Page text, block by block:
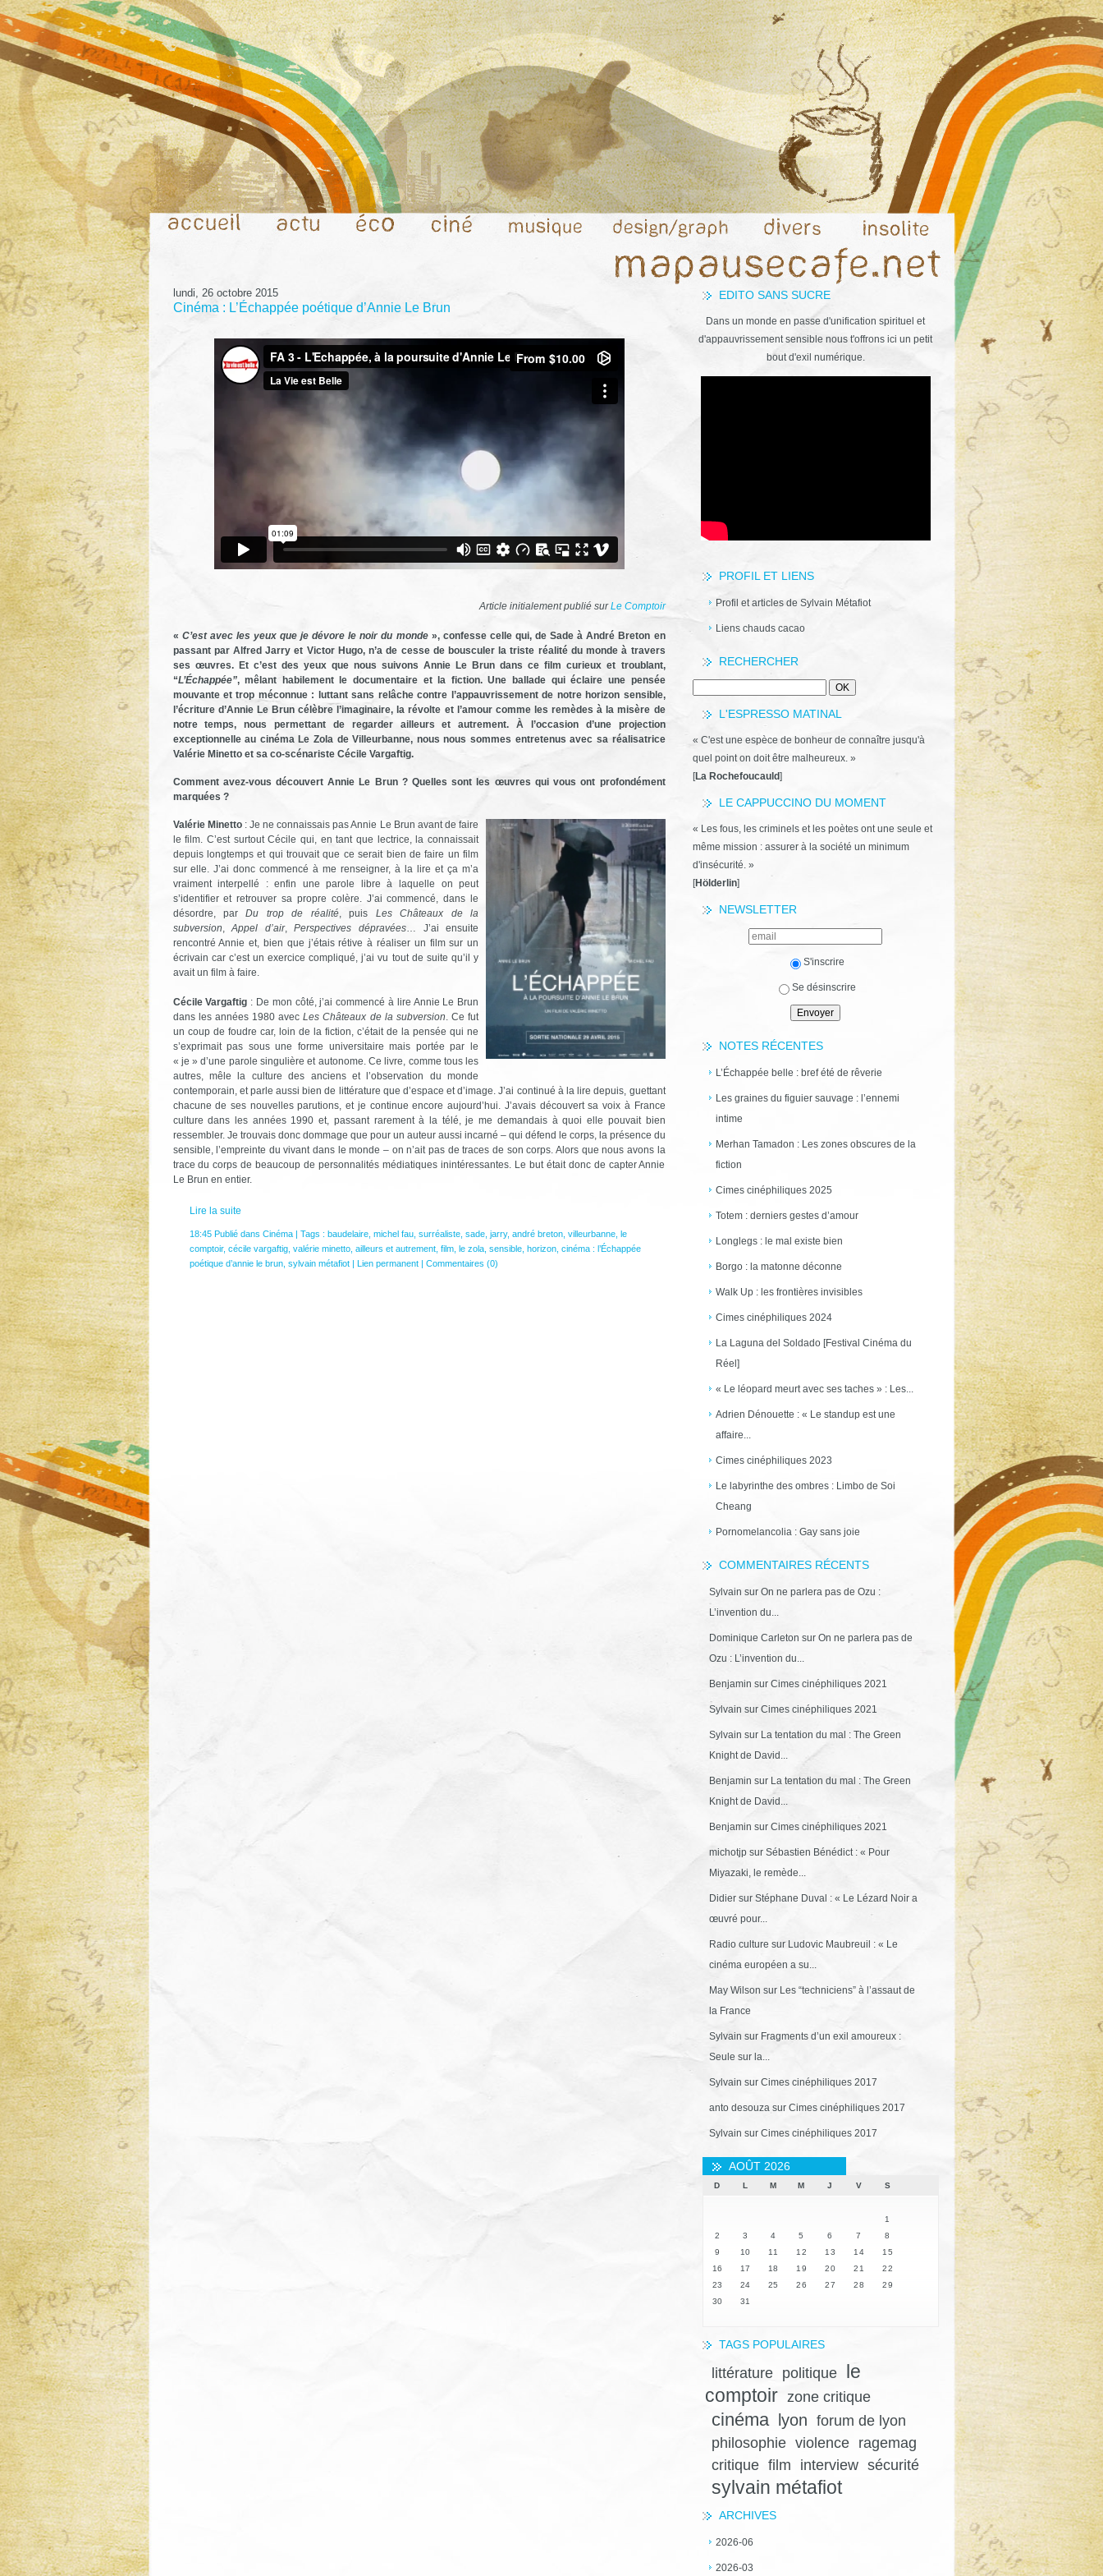
EDITO SANS SUCRE
Dans un monde en passe d'unification spirituel et
d'appauvrissement sensible nous t'offrons ici un petit
bout d'exil numérique.
PROFIL ET LIENS
Profil et articles de Sylvain Métafiot
Liens chauds cacao
RECHERCHER
L'ESPRESSO MATINAL
« C'est une espèce de bonheur de connaître jusqu'à
quel point on doit être malheureux. »
[La Rochefoucauld]
LE CAPPUCCINO DU MOMENT
« Les fous, les criminels et les poètes ont une seule et
même mission : assurer à la société un minimum
d'insécurité. »
[Hölderlin]
NEWSLETTER
S'inscrire
Se désinscrire
NOTES RÉCENTES
L’Échappée belle : bref été de rêverie
Les graines du figuier sauvage : l’ennemi
intime
Merhan Tamadon : Les zones obscures de la
fiction
Cimes cinéphiliques 2025
Totem : derniers gestes d’amour
Longlegs : le mal existe bien
Borgo : la matonne déconne
Walk Up : les frontières invisibles
Cimes cinéphiliques 2024
La Laguna del Soldado [Festival Cinéma du
Réel]
« Le léopard meurt avec ses taches » : Les...
Adrien Dénouette : « Le standup est une
affaire...
Cimes cinéphiliques 2023
Le labyrinthe des ombres : Limbo de Soi
Cheang
Pornomelancolia : Gay sans joie
COMMENTAIRES RÉCENTS
Sylvain sur On ne parlera pas de Ozu :
L’invention du...
Dominique Carleton sur On ne parlera pas de
Ozu : L’invention du...
Benjamin sur Cimes cinéphiliques 2021
Sylvain sur Cimes cinéphiliques 2021
Sylvain sur La tentation du mal : The Green
Knight de David...
Benjamin sur La tentation du mal : The Green
Knight de David...
Benjamin sur Cimes cinéphiliques 2021
michotjpsur Sébastien Bénédict : « Pour
Miyazaki, le remède...
Didiersur Stéphane Duval : « Le Lézard Noir a
œuvré pour...
Radio culture sur Ludovic Maubreuil : « Le
cinéma européen a su...
May Wilson sur Les “techniciens” à l’assaut de
la France
Sylvain sur Fragments d’un exil amoureux :
Seule sur la...
Sylvain sur Cimes cinéphiliques 2017
anto desouzasur Cimes cinéphiliques 2017
Sylvain sur Cimes cinéphiliques 2017
AOÛT 2026
D L M M J V S
1
2
3 4 5 6 7
8
9
10 11 12 13 14
15
16
17 18 19 20 21
22
23
24 25 26 27 28
29
30
31
TAGS POPULAIRES
littérature politique
le
comptoir zone critique
cinéma lyon forum de lyon
philosophie violence
ragemag
critique film interview sécurité
sylvain métafiot
ARCHIVES
2026-06
2026-03
lundi, 26 octobre 2015
Cinéma : L’Échappée poétique d’Annie Le Brun
Article initialement publié surLe Comptoir
« C’est avec les yeux que je dévore le noir du monde», confesse celle qui, de Sade à André Breton en
passant par Alfred Jarry et Victor Hugo, n’a de cesse de bousculer la triste réalité du monde à travers
ses œuvres. Et c’est des yeux que nous suivons Annie Le Brun dans ce film curieux et troublant,
“L’Échappée”, mêlant habilement le documentaire et la fiction. Une ballade qui éclaire une pensée
mouvante et trop méconnue : luttant sans relâche contre l’appauvrissement de notre horizon sensible,
l’écriture d’Annie Le Brun célèbre l’imaginaire, la révolte et l’amour comme les remèdes à la misère de
notre temps, nous permettant de regarder ailleurs et autrement. À l’occasion d’une projection
exceptionnelle au cinéma Le Zola de Villeurbanne, nous nous sommes entretenus avec sa réalisatrice
Valérie Minetto et sa co-scénariste Cécile Vargaftig.
Comment avez-vous découvert Annie Le Brun ? Quelles sont les œuvres qui vous ont profondément
marquées ?
Valérie Minetto: Je ne connaissais pas Annie Le Brun avant de faire
le film. C’est surtout Cécile qui, en tant que lectrice, la connaissait
depuis longtemps et qui trouvait que ce serait bien de faire un film
sur elle. J’ai donc commencé à me renseigner, à la lire et ça m’a
vraiment interpellé : enfin une parole libre à laquelle on peut
s’identifier et retrouver sa propre colère. J’ai commencé, dans le
désordre, parDu trop de réalité, puis Les Châteaux de la
subversion,Appel d’air,Perspectives dépravées… J’ai ensuite
rencontré Annie et, bien que j’étais rétive à réaliser un film sur un
écrivain car c’est un exercice compliqué, j’ai vu tout de suite qu’il y
avait un film à faire.
Cécile Vargaftig : De mon côté, j’ai commencé à lire Annie Le Brun
dans les années 1980 avecLes Châteaux de la subversion. Ce fut
un coup de foudre car, loin de la fiction, c’était de la pensée qui ne
s’exprimait pas sous une forme universitaire mais portée par le
« je » d’une parole singulière et autonome. Ce livre, comme tous les
autres, mêle la culture des anciens et l’observation du monde
contemporain, et parle aussi bien de littérature que d’espace et d’image. J’ai continué à la lire depuis, guettant
chacune de ses nouvelles parutions, et je continue encore aujourd’hui. J’avais découvert sa voix à France
culture dans les années 1990 et, passant rarement à la télé, je me demandais à quoi elle pouvait bien
ressembler. Je trouvais donc dommage que pour un auteur aussi incarné – qui défend le corps, la présence du
sensible, l’empreinte du vivant dans le monde – on n’ait pas de traces de son corps. Alors que nous avons la
trace du corps de beaucoup de personnalités médiatiques inintéressantes. Le but était donc de capter Annie
Le Brun en entier.
Lire la suite
18:45 Publié dans Cinéma| Tags : baudelaire, michel fau, surréaliste, sade, jarry, andré breton, villeurbanne, le
comptoir, cécile vargaftig, valérie minetto, ailleurs et autrement, film, le zola, sensible, horizon, cinéma : l’Échappée
poétique d’annie le brun, sylvain métafiot| Lien permanent| Commentaires (0)